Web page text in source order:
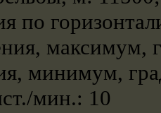
по
максимум,
минимум,
мин.: 10